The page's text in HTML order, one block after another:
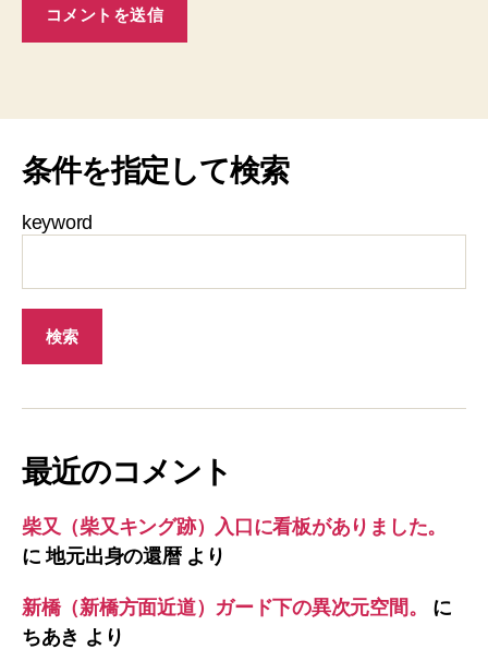
条件を指定して検索
keyword
最近のコメント
柴又（柴又キング跡）入口に看板がありました。
に地元出身の還暦より
新橋（新橋方面近道）ガード下の異次元空間。
に
ちあき より